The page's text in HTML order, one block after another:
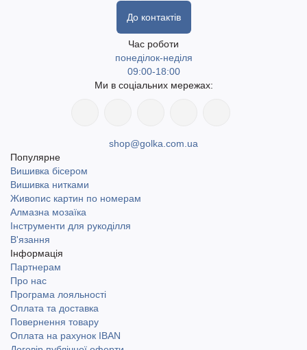
До контактів
Час роботи
понеділок-неділя
09:00-18:00
Ми в соціальних мережах:
shop@golka.com.ua
Популярне
Вишивка бісером
Вишивка нитками
Живопис картин по номерам
Алмазна мозаїка
Інструменти для рукоділля
В'язання
Інформація
Партнерам
Про нас
Програма лояльності
Оплата та доставка
Повернення товару
Оплата на рахунок IBAN